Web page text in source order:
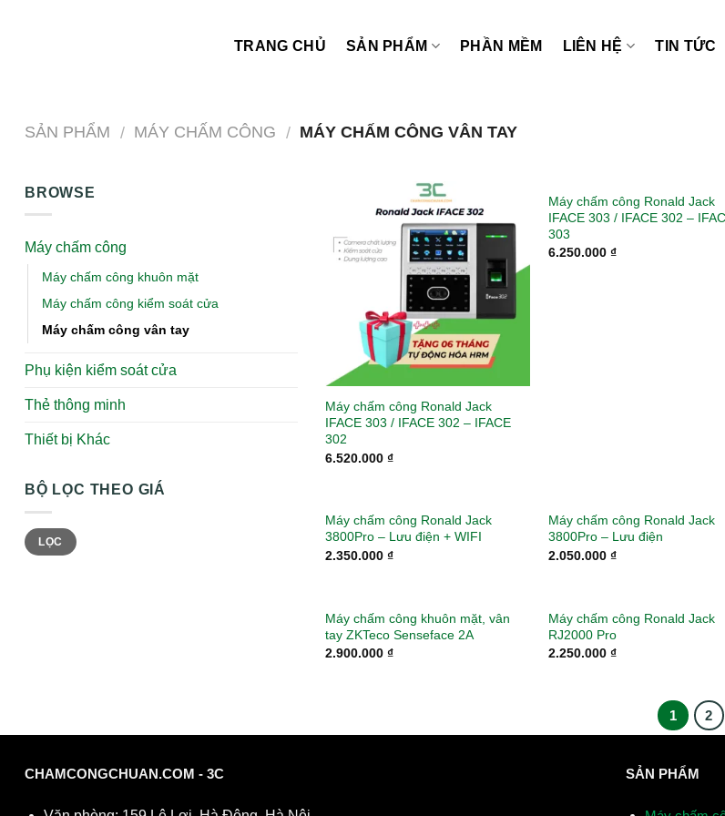
TRANG CHỦ SẢN PHẨM PHẦN MỀM LIÊN HỆ TIN TỨC
SẢN PHẨM / MÁY CHẤM CÔNG / MÁY CHẤM CÔNG VÂN TAY
BROWSE
Máy chấm công
Máy chấm công khuôn mặt
Máy chấm công kiểm soát cửa
Máy chấm công vân tay
Phụ kiện kiểm soát cửa
Thẻ thông minh
Thiết bị Khác
BỘ LỌC THEO GIÁ
Giá
tối
thiểu
Giá
tối
đa
LỌC
Máy chấm công Ronald Jack
IFACE 303 / IFACE 302 – IFACE
302
6.520.000 ₫
Máy chấm công Ronald Jack
IFACE 303 / IFACE 302 –
303
6.250.000 ₫
Máy chấm công Ronald Jack
3800Pro – Lưu điện + WIFI
2.350.000 ₫
Máy chấm công Ronald Jack
3800Pro – Lưu điện
2.050.000 ₫
Máy chấm công khuôn mặt, vân
tay ZKTeco Senseface 2A
2.900.000 ₫
Máy chấm công Ronald Jack
RJ2000 Pro
2.250.000 ₫
1 2
CHAMCONGCHUAN.COM - 3C SẢN PHẨM